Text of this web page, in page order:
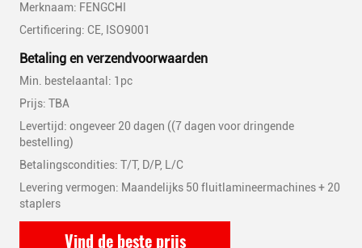
Merknaam: FENGCHI
Certificering: CE, ISO9001
Betaling en verzendvoorwaarden
Min. bestelaantal: 1pc
Prijs: TBA
Levertijd: ongeveer 20 dagen ((7 dagen voor dringende
bestelling)
Betalingscondities: T/T, D/P, L/C
Levering vermogen: Maandelijks 50 fluitlamineermachines + 20
staplers
Vind de beste prijs